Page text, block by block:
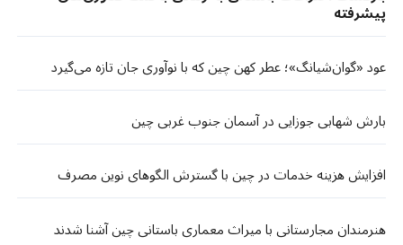
پیشرفته
عود «گوان‌شیانگ»؛ عطر کهن چین که با نوآوری جان تازه می‌گیرد
بارش شهابی جوزایی در آسمان جنوب ‌غربی چین
افزایش هزینه خدمات در چین با گسترش الگوهای نوین مصرف
هنرمندان مجارستانی با میراث معماری باستانی چین آشنا شدند